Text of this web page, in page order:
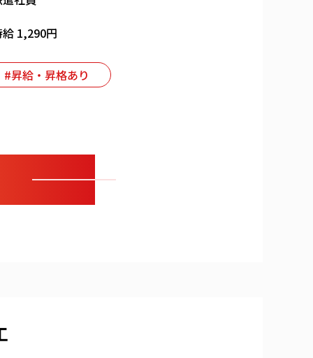
1,290円
#昇給・昇格あり